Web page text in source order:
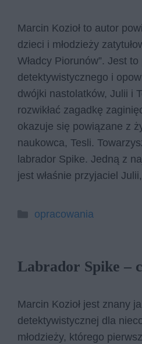
Marcin Kozioł to autor
dzieci i młodzieży
Władcy Piorunów”. Jest
detektywistycznego i
dwójki nastolatków, Julii i
rozwikłać zagadkę
okazuje się powiązane z
naukowca, Tesli.
labrador Spike. Jedną z
jest właśnie przyjaciel
Kategorie
opracowania
Labrador Spike –
Marcin Kozioł jest znany
detektywistycznej dla
młodzieży, którego